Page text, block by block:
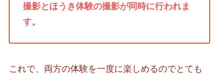
撮影とほうき体験の撮影が同時に行われま
す。
これで、両方の体験を一度に楽しめるのでとても